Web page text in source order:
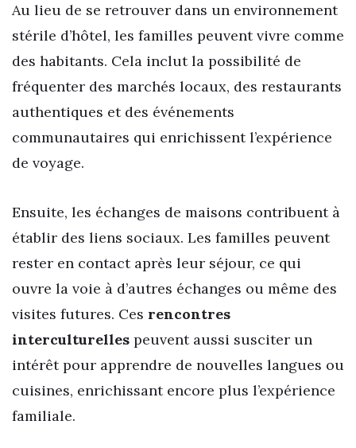
Au lieu de se retrouver dans un environnement
stérile d’hôtel, les familles peuvent vivre comme
des habitants. Cela inclut la possibilité de
fréquenter des marchés locaux, des restaurants
authentiques et des événements
communautaires qui enrichissent l’expérience
de voyage.
Ensuite, les échanges de maisons contribuent à
établir des liens sociaux. Les familles peuvent
rester en contact après leur séjour, ce qui
ouvre la voie à d’autres échanges ou même des
visites futures. Ces rencontres
interculturelles peuvent aussi susciter un
intérêt pour apprendre de nouvelles langues ou
cuisines, enrichissant encore plus l’expérience
familiale.